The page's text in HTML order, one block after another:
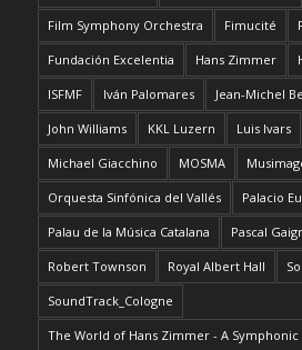
Film Symphony Orchestra Fimucité
Fundación Excelentia Hans Zimmer
ISFMF Iván Palomares Jean-Michel
John Williams KKL Luzern Luis Ivars
Michael Giacchino MOSMA
Orquesta Sinfónica del Vallés Palacio
Palau de la Música Catalana Pascal
Robert Townson Royal Albert Hall
SoundTrack_Cologne
The World of Hans Zimmer - A